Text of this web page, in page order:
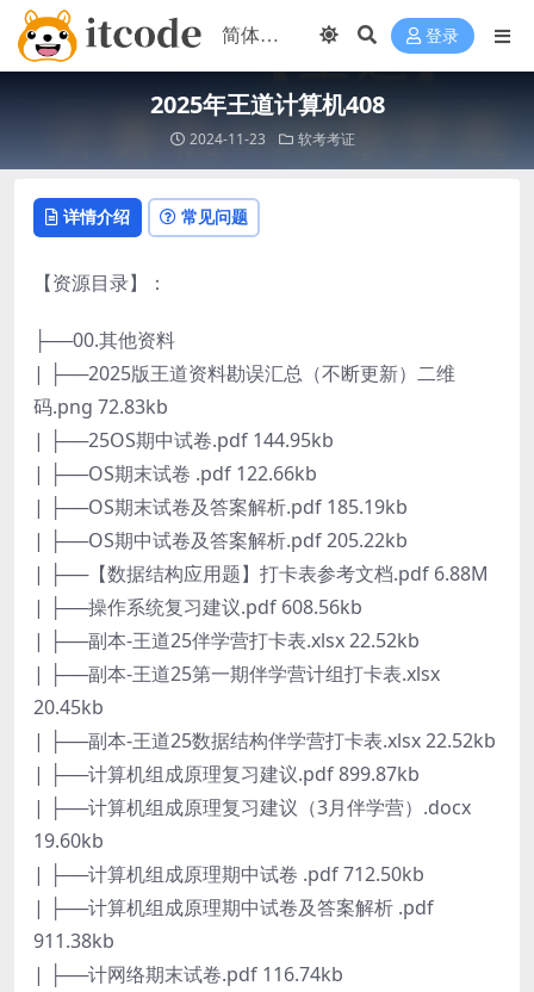
登录
2025年王道计算机408
2024-11-23 软考考证
详情介绍 常见问题
【资源目录】：
├──00.其他资料
| ├──2025版王道资料勘误汇总（不断更新）二维
码.png 72.83kb
| ├──25OS期中试卷.pdf 144.95kb
| ├──OS期末试卷 .pdf 122.66kb
| ├──OS期末试卷及答案解析.pdf 185.19kb
| ├──OS期中试卷及答案解析.pdf 205.22kb
| ├──【数据结构应用题】打卡表参考文档.pdf 6.88M
| ├──操作系统复习建议.pdf 608.56kb
| ├──副本-王道25伴学营打卡表.xlsx 22.52kb
| ├──副本-王道25第一期伴学营计组打卡表.xlsx
20.45kb
| ├──副本-王道25数据结构伴学营打卡表.xlsx 22.52kb
| ├──计算机组成原理复习建议.pdf 899.87kb
| ├──计算机组成原理复习建议（3月伴学营）.docx
19.60kb
| ├──计算机组成原理期中试卷 .pdf 712.50kb
| ├──计算机组成原理期中试卷及答案解析 .pdf
911.38kb
| ├──计网络期末试卷.pdf 116.74kb